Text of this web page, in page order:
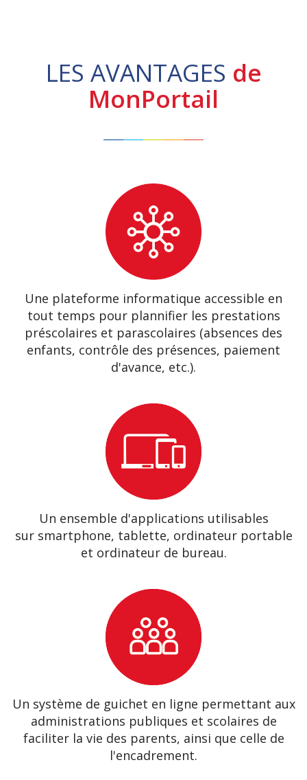
LES AVANTAGES de
MonPortail
Une plateforme informatique accessible en
tout temps pour plannifier les prestations
préscolaires et parascolaires (absences des
enfants, contrôle des présences, paiement
d'avance, etc.).
Un ensemble d'applications utilisables
sur smartphone, tablette, ordinateur portable
et ordinateur de bureau.
Un système de guichet en ligne permettant aux
administrations publiques et scolaires de
faciliter la vie des parents, ainsi que celle de
l'encadrement.